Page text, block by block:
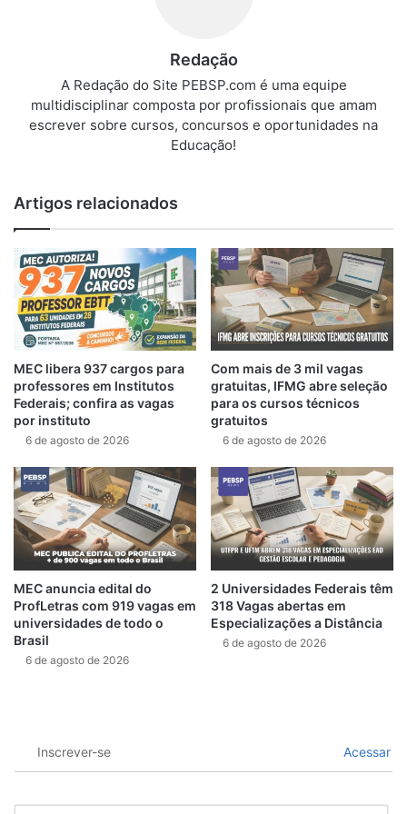
Redação
A Redação do Site PEBSP.com é uma equipe
multidisciplinar composta por profissionais que amam
escrever sobre cursos, concursos e oportunidades na
Educação!
Artigos relacionados
MEC libera 937 cargos para
professores em Institutos
Federais; confira as vagas
por instituto
6 de agosto de 2026
Com mais de 3 mil vagas
gratuitas, IFMG abre seleção
para os cursos técnicos
gratuitos
6 de agosto de 2026
MEC anuncia edital do
ProfLetras com 919 vagas em
universidades de todo o
Brasil
6 de agosto de 2026
2 Universidades Federais têm
318 Vagas abertas em
Especializações a Distância
6 de agosto de 2026
Inscrever-se Acessar